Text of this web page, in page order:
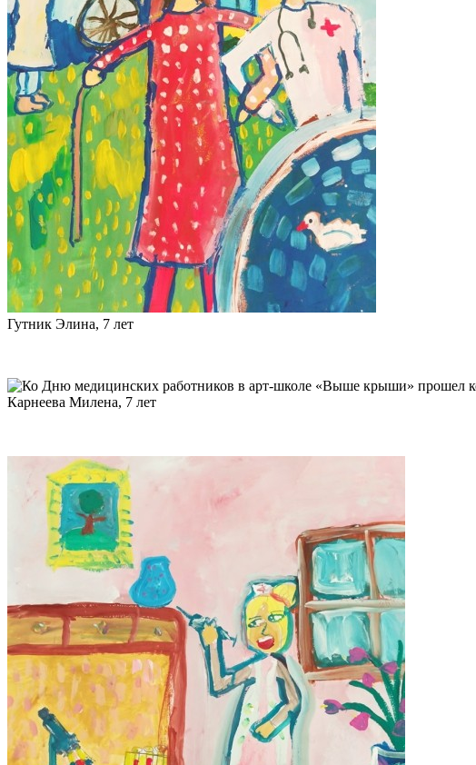
Гутник Элина, 7 лет
Карнеева Милена, 7 лет